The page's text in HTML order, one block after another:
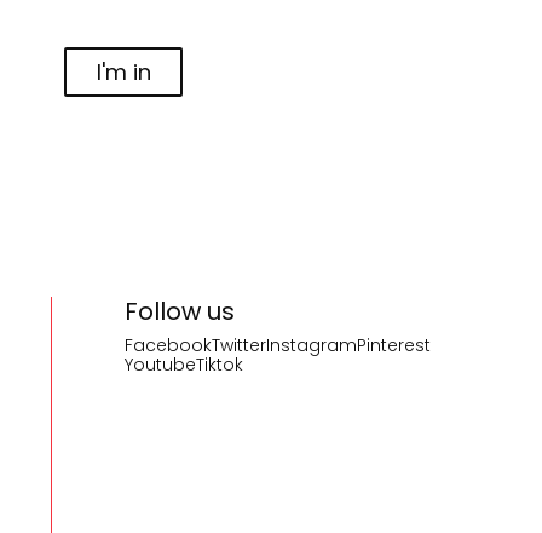
I'm in
Follow us
FacebookTwitterInstagramPinterest
YoutubeTiktok